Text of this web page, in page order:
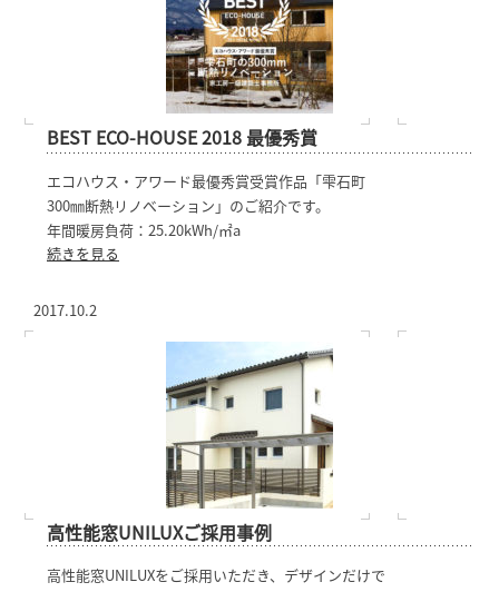
BEST ECO-HOUSE 2018 最優秀賞
エコハウス・アワード最優秀賞受賞作品「雫石町
300㎜断熱リノベーション」のご紹介です。
年間暖房負荷：25.20kWh/㎡a
続きを見る
2017.10.2
高性能窓UNILUXご採用事例
高性能窓UNILUXをご採用いただき、デザインだけで